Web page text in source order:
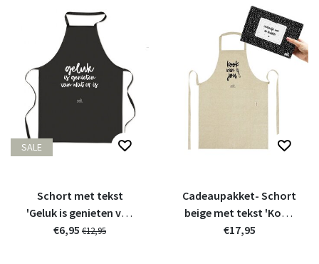
SALE
Schort met tekst
'Geluk is genieten van
wat er is' - LICHT
€6,95 €12,95
Cadeaupakket- Schort
beige met tekst 'Kook
van jou'
€17,95